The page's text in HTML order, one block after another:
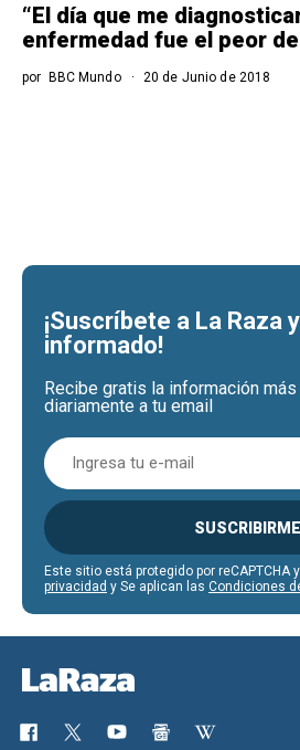
“El día que me
enfermedad fue el peor
por BBC Mundo 20 de Junio de 2018
¡Suscríbete a La Raza
informado!
Recibe gratis la información
diariamente a tu email
SUSCRIBIRME
Este sitio está protegido por reCAPTCHA
privacidad y Se aplican las Condiciones